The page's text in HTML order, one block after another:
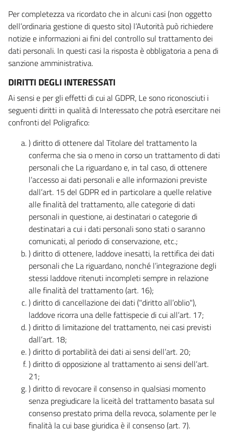
Per completezza va ricordato che in alcuni casi (non oggetto
dell’ordinaria gestione di questo sito) l’Autorità può richiedere
notizie e informazioni ai fini del controllo sul trattamento dei
dati personali. In questi casi la risposta è obbligatoria a pena di
sanzione amministrativa.
DIRITTI DEGLI INTERESSATI
Ai sensi e per gli effetti di cui al GDPR, Le sono riconosciuti i
seguenti diritti in qualità di Interessato che potrà esercitare nei
confronti del Poligrafico:
) diritto di ottenere dal Titolare del trattamento la
conferma che sia o meno in corso un trattamento di dati
personali che La riguardano e, in tal caso, di ottenere
l’accesso ai dati personali e alle informazioni previste
dall’art. 15 del GDPR ed in particolare a quelle relative
alle finalità del trattamento, alle categorie di dati
personali in questione, ai destinatari o categorie di
destinatari a cui i dati personali sono stati o saranno
comunicati, al periodo di conservazione, etc.;
) diritto di ottenere, laddove inesatti, la rettifica dei dati
personali che La riguardano, nonché l’integrazione degli
stessi laddove ritenuti incompleti sempre in relazione
alle finalità del trattamento (art. 16);
) diritto di cancellazione dei dati ("diritto all’oblio"),
laddove ricorra una delle fattispecie di cui all’art. 17;
) diritto di limitazione del trattamento, nei casi previsti
dall’art. 18;
) diritto di portabilità dei dati ai sensi dell’art. 20;
) diritto di opposizione al trattamento ai sensi dell’art.
21;
) diritto di revocare il consenso in qualsiasi momento
senza pregiudicare la liceità del trattamento basata sul
consenso prestato prima della revoca, solamente per le
finalità la cui base giuridica è il consenso (art. 7).